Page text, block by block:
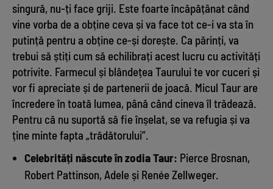
singură, nu-ți face griji. Este foarte încăpățânat când
vine vorba de a obține ceva și va face tot ce-i va sta în
putință pentru a obține ce-și dorește. Ca părinți, va
trebui să știți cum să echilibrați acest lucru cu activități
potrivite. Farmecul și blândețea Taurului te vor cuceri și
vor fi apreciate și de partenerii de joacă. Micul Taur are
încredere în toată lumea, până când cineva îl trădează.
Pentru că nu suportă să fie înșelat, se va refugia și va
ține minte fapta „trădătorului“.
Celebrități născute în zodia Taur: Pierce Brosnan,
Robert Pattinson, Adele și Renée Zellweger.